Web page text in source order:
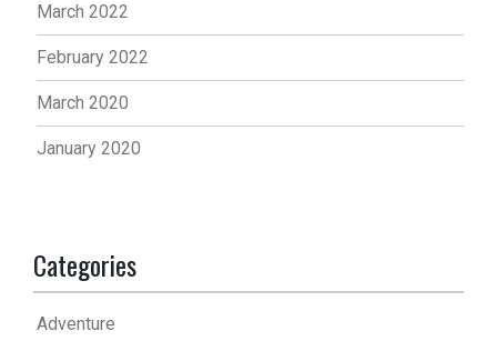
March 2022
February 2022
March 2020
January 2020
Categories
Adventure